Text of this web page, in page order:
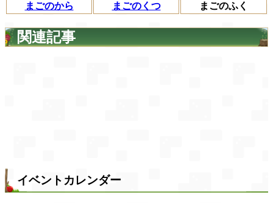
まごのから
まごのくつ
まごのふく
関連記事
イベントカレンダー